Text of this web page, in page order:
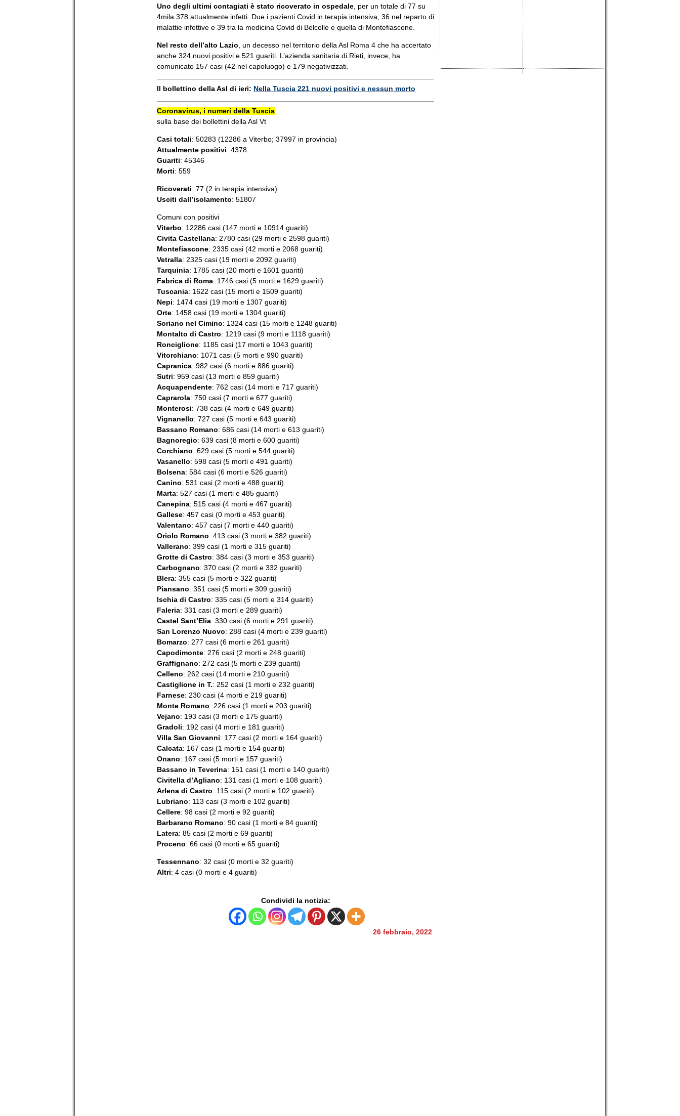
Uno degli ultimi contagiati è stato ricoverato in ospedale per un totale di 77 su
4mila 378 attualmente infetti. Due i pazienti Covid in terapia intensiva, 36 nel reparto di
malattie infettive e 39 tra la medicina Covid di Belcolle e quella di Montefiascone.
Nel resto dell’alto Lazio , un decesso nel territorio della Asl Roma 4 che ha accertato
anche 324 nuovi positivi e 521 guariti. L’azienda sanitaria di Rieti, invece, ha
comunicato 157 casi (42 nel capoluogo) e 179 negativizzati.
Il bollettino della Asl di ieri: Nella Tuscia 221 nuovi positivi e nessun morto
Coronavirus, i numeri della Tuscia
sulla base dei bollettini della Asl Vt
Casi totali: 50283 (12286 a Viterbo; 37997 in provincia)
Attualmente positivi: 4378
Guariti: 45346
Morti: 559
Ricoverati: 77 (2 in terapia intensiva)
Usciti dall’isolamento: 51807
Comuni con positivi
Viterbo: 12286 casi (147 morti e 10914 guariti)
Civita Castellana: 2780 casi (29 morti e 2598 guariti)
Montefiascone: 2335 casi (42 morti e 2068 guariti)
Vetralla: 2325 casi (19 morti e 2092 guariti)
Tarquinia: 1785 casi (20 morti e 1601 guariti)
Fabrica di Roma: 1746 casi (5 morti e 1629 guariti)
Tuscania: 1622 casi (15 morti e 1509 guariti)
Nepi: 1474 casi (19 morti e 1307 guariti)
Orte: 1458 casi (19 morti e 1304 guariti)
Soriano nel Cimino: 1324 casi (15 morti e 1248 guariti)
Montalto di Castro: 1219 casi (9 morti e 1118 guariti)
Ronciglione: 1185 casi (17 morti e 1043 guariti)
Vitorchiano: 1071 casi (5 morti e 990 guariti)
Capranica: 982 casi (6 morti e 886 guariti)
Sutri: 959 casi (13 morti e 859 guariti)
Acquapendente: 762 casi (14 morti e 717 guariti)
Caprarola: 750 casi (7 morti e 677 guariti)
Monterosi: 738 casi (4 morti e 649 guariti)
Vignanello: 727 casi (5 morti e 643 guariti)
Bassano Romano: 686 casi (14 morti e 613 guariti)
Bagnoregio: 639 casi (8 morti e 600 guariti)
Corchiano: 629 casi (5 morti e 544 guariti)
Vasanello: 598 casi (5 morti e 491 guariti)
Bolsena: 584 casi (6 morti e 526 guariti)
Canino: 531 casi (2 morti e 488 guariti)
Marta: 527 casi (1 morti e 485 guariti)
Canepina: 515 casi (4 morti e 467 guariti)
Gallese: 457 casi (0 morti e 453 guariti)
Valentano: 457 casi (7 morti e 440 guariti)
Oriolo Romano: 413 casi (3 morti e 382 guariti)
Vallerano: 399 casi (1 morti e 315 guariti)
Grotte di Castro: 384 casi (3 morti e 353 guariti)
Carbognano: 370 casi (2 morti e 332 guariti)
Blera: 355 casi (5 morti e 322 guariti)
Piansano: 351 casi (5 morti e 309 guariti)
Ischia di Castro: 335 casi (5 morti e 314 guariti)
Faleria: 331 casi (3 morti e 289 guariti)
Castel Sant’Elia: 330 casi (6 morti e 291 guariti)
San Lorenzo Nuovo: 288 casi (4 morti e 239 guariti)
Bomarzo: 277 casi (6 morti e 261 guariti)
Capodimonte: 276 casi (2 morti e 248 guariti)
Graffignano: 272 casi (5 morti e 239 guariti)
Celleno: 262 casi (14 morti e 210 guariti)
Castiglione in T.: 252 casi (1 morti e 232 guariti)
Farnese: 230 casi (4 morti e 219 guariti)
Monte Romano: 226 casi (1 morti e 203 guariti)
Vejano: 193 casi (3 morti e 175 guariti)
Gradoli: 192 casi (4 morti e 181 guariti)
Villa San Giovanni: 177 casi (2 morti e 164 guariti)
Calcata: 167 casi (1 morti e 154 guariti)
Onano: 167 casi (5 morti e 157 guariti)
Bassano in Teverina: 151 casi (1 morti e 140 guariti)
Civitella d’Agliano: 131 casi (1 morti e 108 guariti)
Arlena di Castro: 115 casi (2 morti e 102 guariti)
Lubriano: 113 casi (3 morti e 102 guariti)
Cellere: 98 casi (2 morti e 92 guariti)
Barbarano Romano: 90 casi (1 morti e 84 guariti)
Latera: 85 casi (2 morti e 69 guariti)
Proceno: 66 casi (0 morti e 65 guariti)
Tessennano: 32 casi (0 morti e 32 guariti)
Altri: 4 casi (0 morti e 4 guariti)
Condividi la notizia:
26 febbraio, 2022